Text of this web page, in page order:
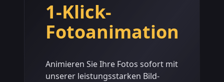
1-Klick-
Fotoanimation
Animieren Sie Ihre Fotos sofort mit
unserer leistungsstarken Bild-